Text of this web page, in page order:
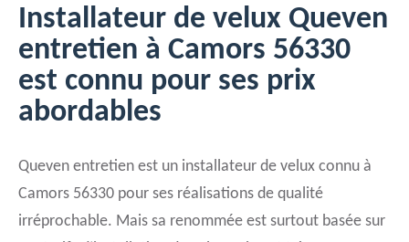
Installateur de velux Queven
entretien à Camors 56330
est connu pour ses prix
abordables
Queven entretien est un installateur de velux connu à
Camors 56330 pour ses réalisations de qualité
irréprochable. Mais sa renommée est surtout basée sur